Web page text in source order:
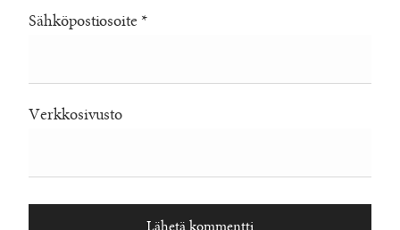
Sähköpostiosoite *
Verkkosivusto